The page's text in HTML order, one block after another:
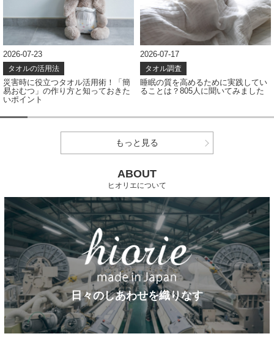
2026-07-23
タオルの活用法
災害時に役立つタオル活用術！「簡
易おむつ」の作り方と知っておきた
いポイント
2026-07-17
タオル調査
睡眠の質を高めるために実践してい
ることは？805人に聞いてみました
もっと見る
ABOUT
ヒオリエについて
日々のしあわせを織りなす